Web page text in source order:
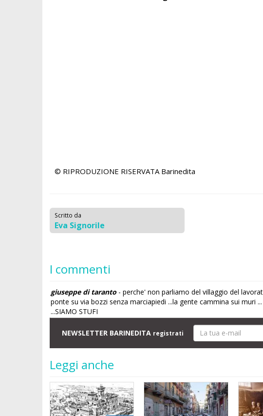
© RIPRODUZIONE RISERVATA Barinedita
Scritto da
Eva Signorile
I commenti
giuseppe di taranto- perche' non parliamo del villaggio del
ponte su via bozzi senza marciapiedi ...la gente cammina sui muri
...SIAMO STUFI
NEWSLETTER BARINEDITA registrati
Leggi anche